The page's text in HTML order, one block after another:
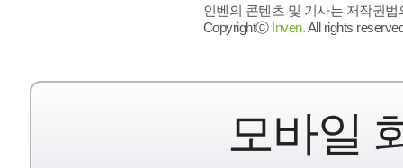
인벤의 콘텐츠 및 기사는 저작권
Copyrightⓒ Inven.All rights
모바일